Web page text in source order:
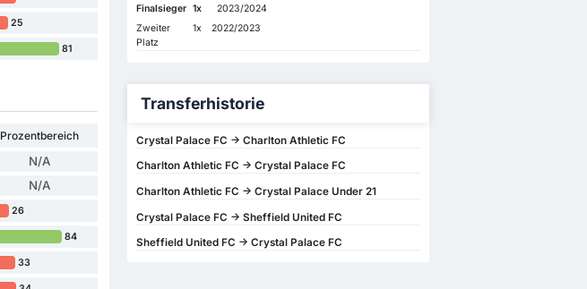
25
81
Prozentbereich
N/A
N/A
26
84
33
Finalsieger 1x
2023/2024
Zweiter
Platz
1x 2022/2023
Transferhistorie
Crystal Palace FC -> Charlton Athletic FC
Charlton Athletic FC -> Crystal Palace FC
Charlton Athletic FC -> Crystal Palace Under 21
Crystal Palace FC -> Sheffield United FC
Sheffield United FC -> Crystal Palace FC